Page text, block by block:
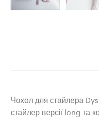
Чохол для стайлера
стайлер версії long та